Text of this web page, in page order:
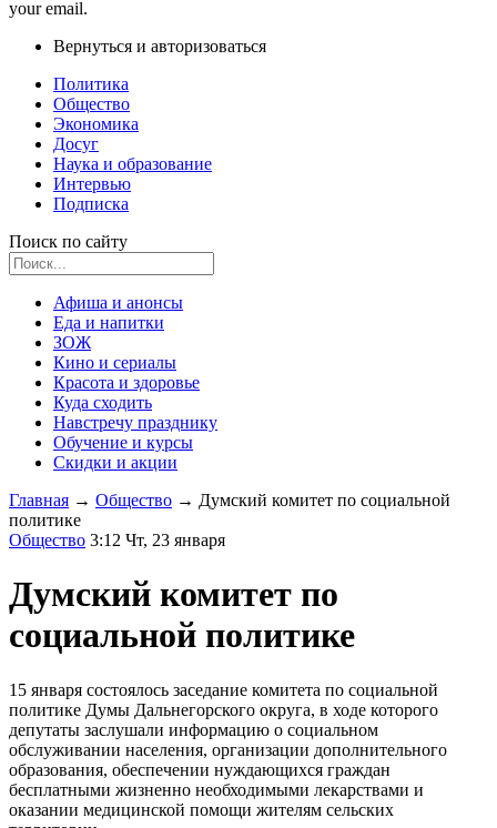
your email.
Вернуться и авторизоваться
Политика
Общество
Экономика
Досуг
Наука и образование
Интервью
Подписка
Поиск по сайту
Афиша и анонсы
Еда и напитки
ЗОЖ
Кино и сериалы
Красота и здоровье
Куда сходить
Навстречу празднику
Обучение и курсы
Скидки и акции
Главная → Общество → Думский комитет по социальной
политике
Общество 3:12 Чт, 23 января
Думский комитет по
социальной политике
15 января состоялось заседание комитета по социальной
политике Думы Дальнегорского округа, в ходе которого
депутаты заслушали информацию о социальном
обслуживании населения, организации дополнительного
образования, обеспечении нуждающихся граждан
бесплатными жизненно необходимыми лекарствами и
оказании медицинской помощи жителям сельских